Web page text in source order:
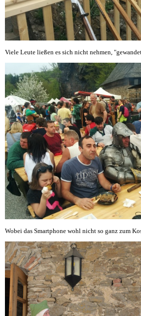
Viele Leute ließen es sich nicht nehmen,
Wobei das Smartphone wohl nicht so ganz zum